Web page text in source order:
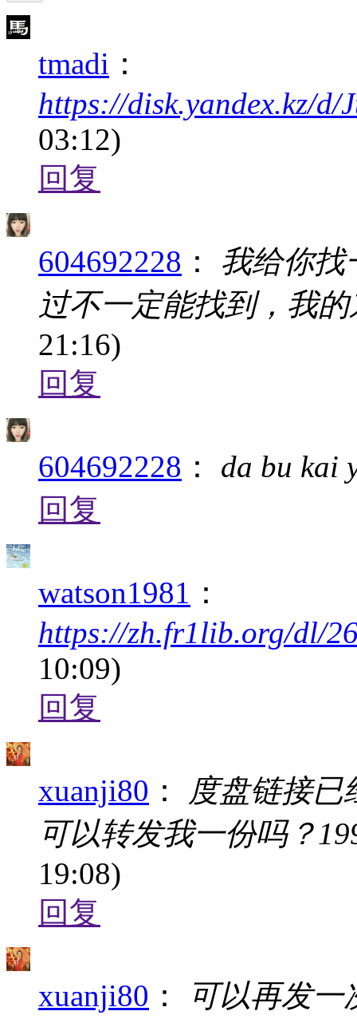
tmadi ：
https://disk.yandex.kz/d/
03:12)
回复
604692228 ：
我给你找
过不一定能找到，我
21:16)
回复
604692228 ：
da bu kai
回复
watson1981 ：
https://zh.fr1lib.org/dl/
10:09)
回复
xuanji80 ：
度盘链接已
可以转发我一份吗？
19:08)
回复
xuanji80 ：
可以再发一